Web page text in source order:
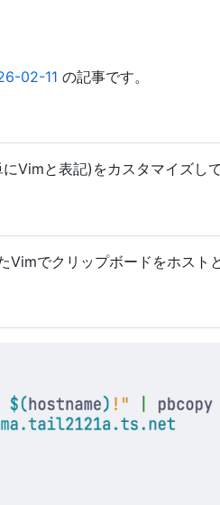
02-11 の記事です。
Vimと表記)をカスタマイズし
Vimでクリップボードをホスト